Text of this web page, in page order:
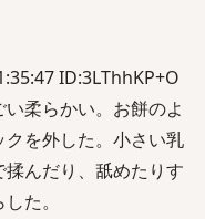
ID:3LThhKP+O
柔らかい。お餅のよ
を外した。小さい乳
んだり、舐めたりす
た。